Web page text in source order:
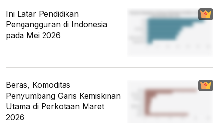
Ini Latar Pendidikan
Pengangguran di Indonesia
pada Mei 2026
Beras, Komoditas
Penyumbang Garis Kemiskinan
Utama di Perkotaan Maret
2026